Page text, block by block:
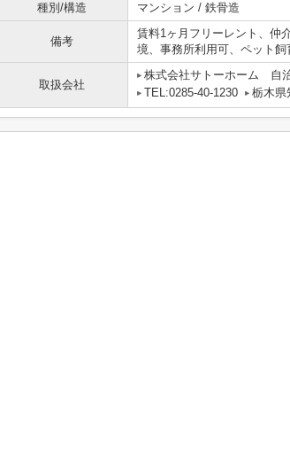
種別/構造
マンション / 鉄骨造
備考
賃料1ヶ月フリーレント、仲
境、事務所利用可、ペット飼
取扱会社
株式会社サトーホーム 自
TEL:0285-40-1230
栃木県